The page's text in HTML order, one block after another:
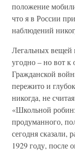
положение
что я в России
наблюдений
Легальных вещей
угодно – но вот к
Гражданской
пережито и
никогда, не
«Школьной
продуманного,
сегодня сказали,
1929 году, после